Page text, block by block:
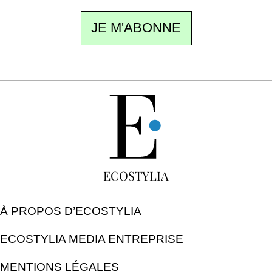
JE M'ABONNE
ECOSTYLIA
À PROPOS D’ECOSTYLIA
ECOSTYLIA MEDIA ENTREPRISE
MENTIONS LÉGALES